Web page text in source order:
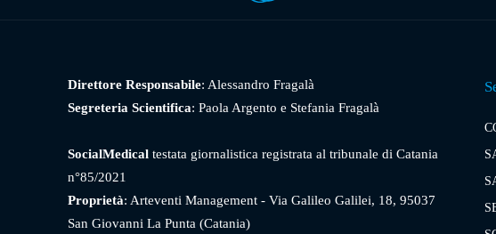
Direttore Responsabile: Alessandro Fragalà
Segreteria Scientifica: Paola Argento e Stefania Fragalà
SocialMedical testata giornalistica registrata al tribunale di Catania
n°85/2021
Proprietà: Arteventi Management - Via Galileo Galilei, 18, 95037
San Giovanni La Punta (Catania)